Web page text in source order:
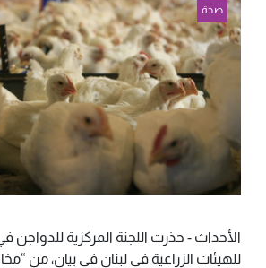
صحة
الأحداث - حذرت اللجنة المركزية للدواجن
للهيئات الزراعية في لبنان في بيان، من